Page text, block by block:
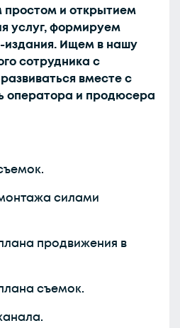
простом и открытием
услуг, формируем
-издания. Ищем в нашу
сотрудника с
вместе с
оператора и продюсера
силами
продвижения в
съемок.